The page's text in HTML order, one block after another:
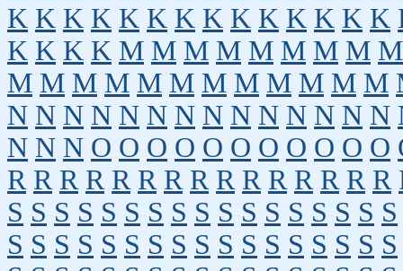
K K K K K K K K K K K K K K
K K K K M M M M M M M M M
M M M M M M M M M M M M
N N N N N N N N N N N N N N
N N N O O O O O O O O O O O
R R R R R R R R R R R R R R R
S S S S S S S S S S S S S S S S S
S S S S S S S S S S S S S S S S S